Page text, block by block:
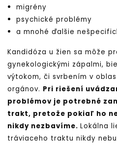
migrény
psychické problémy
a mnohé ďalšie
Kandidóza u žien sa môže
gynekologickými zápalmi,
výtokom, či svrbením v
orgánov. Pri riešení
problémov je potrebné
trakt, pretože pokiaľ ho
nikdy nezbavíme. Lokálna
tráviaceho traktu nikdy